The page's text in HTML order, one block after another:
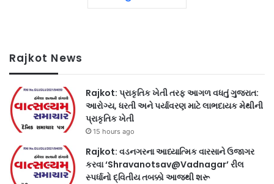
Rajkot News
Rajkot: પ્રાકૃતિક ખેતી તરફ આગળ વધતું ગુજરાત:
આરોગ્ય, ધરતી અને પર્યાવરણ માટે લાભદાયક મેથીની
પ્રાકૃતિક ખેતી
15 hours ago
Rajkot: વડનગરના આધ્યાત્મિક વારસાને ઉજાગર
કરવા ‘Shravanotsav@Vadnagar’ રીલ
સ્પર્ધાનો દ્વિતીય તબક્કો આજથી શરૂ